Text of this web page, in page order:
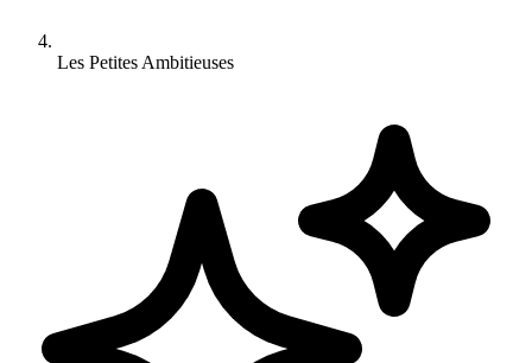
Les Petites Ambitieuses